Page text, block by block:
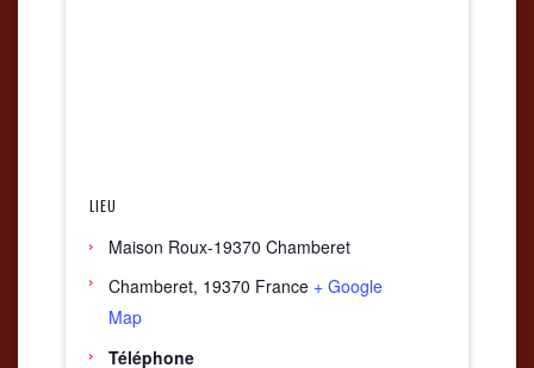
LIEU
Maison Roux-19370 Chamberet
Chamberet, 19370 France + Google
Map
Téléphone